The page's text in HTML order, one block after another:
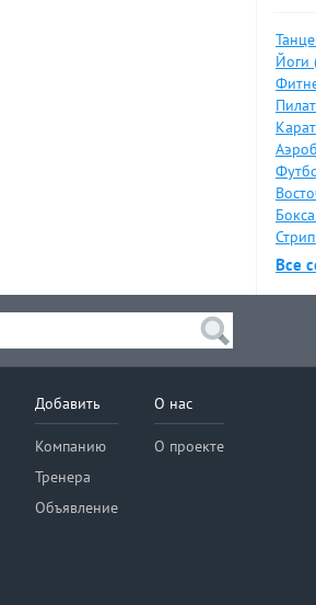
Йоги
Все
Добавить
Компанию
Тренера
Объявление
О нас
О проекте